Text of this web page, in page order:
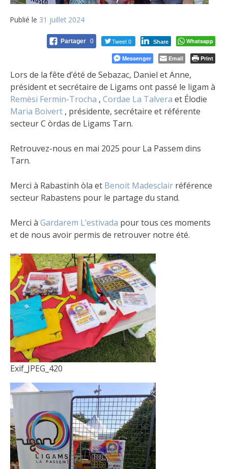
Publié le 31 juillet 2024
Partager 0 Tweet 0 Share Whatsapp
Messenger Email Print
Lors de la fête d’été de Sebazac, Daniel et Anne,
président et secrétaire de Ligams ont passé le ligam à
Remèsi Fermin-Trocha , Cordae La Talvera et Élodie
Maria Boivert , présidente, secrétaire et référente
secteur C òrdas de Ligams Tarn.
Retrouvez-nous en mai 2025 pour La Passem dins
Tarn.
Merci à Rabastinh òla et Benoit Madesclair référence
secteur Rabastens pour le partage du stand.
Merci à Gardarem L’estivada pour tous ces moments
et de nous avoir permis de retrouver notre été.
Exif_JPEG_420